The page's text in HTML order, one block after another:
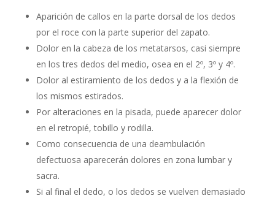
Aparición de callos en la parte dorsal de los dedos
por el roce con la parte superior del zapato.
Dolor en la cabeza de los metatarsos, casi siempre
en los tres dedos del medio, osea en el 2º, 3º y 4º.
Dolor al estiramiento de los dedos y a la flexión de
los mismos estirados.
Por alteraciones en la pisada, puede aparecer dolor
en el retropié, tobillo y rodilla.
Como consecuencia de una deambulación
defectuosa aparecerán dolores en zona lumbar y
sacra.
Si al final el dedo, o los dedos se vuelven demasiado